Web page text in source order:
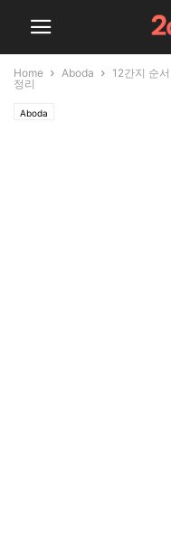
Home Aboda
12간지 순
정리
Aboda